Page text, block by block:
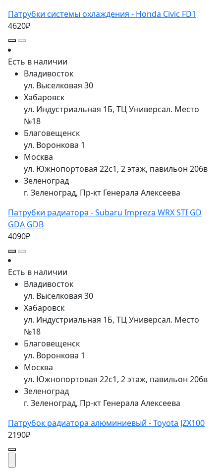
Патрубки системы охлаждения - Honda Civic FD1
4620₽
Есть в наличии
Владивосток
ул. Выселковая 30
Хабаровск
ул. Индустриальная 1Б, ТЦ Универсал. Место
№18
Благовещенск
ул. Воронкова 1
Москва
ул. Южнопортовая 22с1, 2 этаж, павильон 206в
Зеленоград
г. Зеленоград, Пр-кт Генерала Алексеева
Патрубки радиатора - Subaru Impreza WRX STI GD
GDA GDB
4090₽
Есть в наличии
Владивосток
ул. Выселковая 30
Хабаровск
ул. Индустриальная 1Б, ТЦ Универсал. Место
№18
Благовещенск
ул. Воронкова 1
Москва
ул. Южнопортовая 22с1, 2 этаж, павильон 206в
Зеленоград
г. Зеленоград, Пр-кт Генерала Алексеева
Патрубок радиатора алюминиевый - Toyota JZX100
2190₽